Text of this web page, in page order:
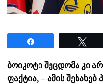
ბოიკოტი შეცდომა კი
ფაქტია, – ამის